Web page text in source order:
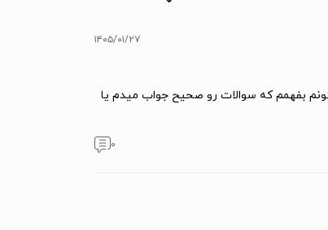
۱۴۰۵/۰۱/۲۷
بفهمم که سوالات رو صحیح جواب میدم یا
۰